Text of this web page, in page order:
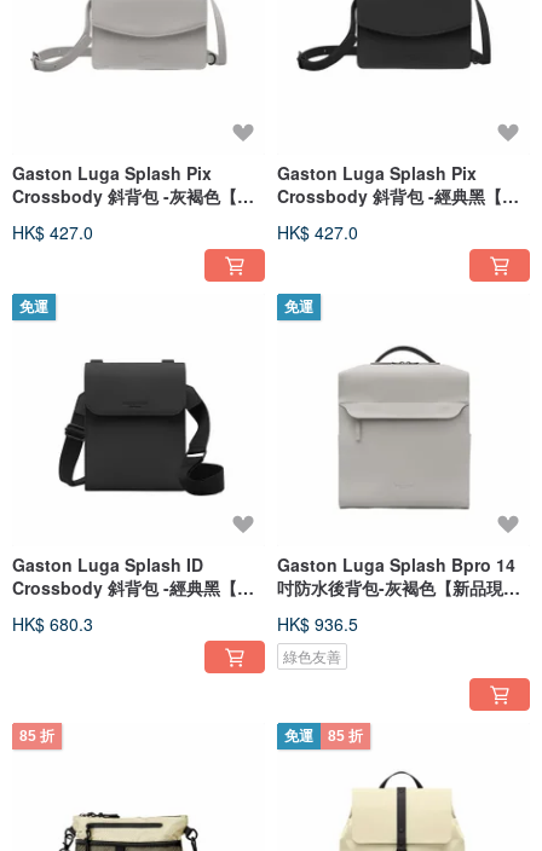
Gaston Luga Splash Pix
Crossbody 斜背包 -灰褐色【新
HK$ 427.0
Gaston Luga Splash Pix
Crossbody 斜背包 -經典黑【新
HK$ 427.0
免運
Gaston Luga Splash ID
Crossbody 斜背包 -經典黑【新
HK$ 680.3
免運
Gaston Luga Splash Bpro 14
吋防水後背包-灰褐色【新品現
HK$ 936.5
綠色友善
85 折 免運 85 折